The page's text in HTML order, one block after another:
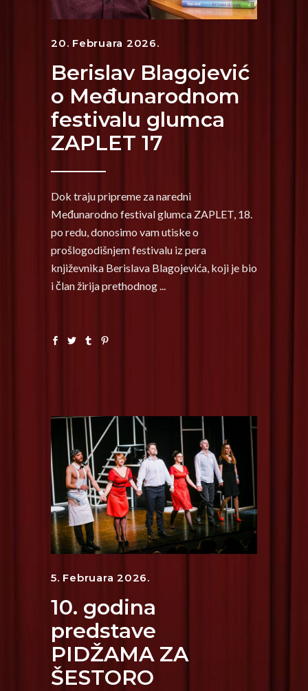
20. Februara 2026.
Berislav Blagojević
o Međunarodnom
festivalu glumca
ZAPLET 17
Dok traju pripreme za naredni
Međunarodno festival glumca ZAPLET, 18.
po redu, donosimo vam utiske o
prošlogodišnjem festivalu iz pera
književnika Berislava Blagojevića, koji je bio
i član žirija prethodnog
5. Februara 2026.
10. godina
predstave
PIDŽAMA ZA
ŠESTORО